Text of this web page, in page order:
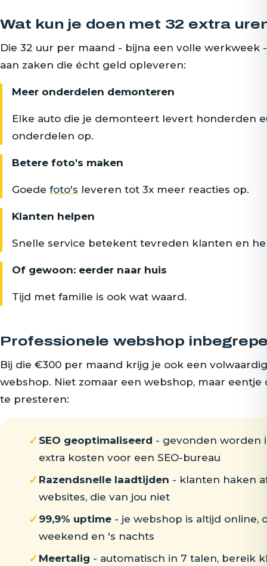
Wat kun je doen met 32 extra
Die 32 uur per maand - bijna een volle werkweek
aan zaken die écht geld opleveren:
Meer onderdelen demonteren
Elke auto die je demonteert levert honderden
onderdelen op.
Betere foto's maken
Goede foto's leveren tot 3x meer reacties op.
Klanten helpen
Snelle service betekent tevreden klanten en
Of gewoon: eerder naar huis
Tijd met familie is ook wat waard.
Professionele webshop
Bij die €300 per maand krijg je ook een
webshop. Niet zomaar een webshop, maar eentje
te presteren:
✓ SEO geoptimaliseerd - gevonden worden
extra kosten voor een SEO-bureau
✓ Razendsnelle laadtijden - klanten haken
websites, die van jou niet
✓ 99,9% uptime - je webshop is altijd online,
weekend en 's nachts
✓ Meertalig - automatisch in 7 talen, bereik